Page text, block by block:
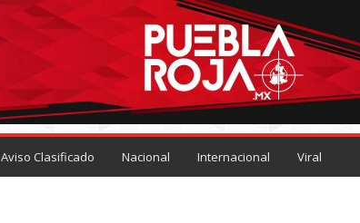
Aviso Clasificado Nacional Internacional Viral